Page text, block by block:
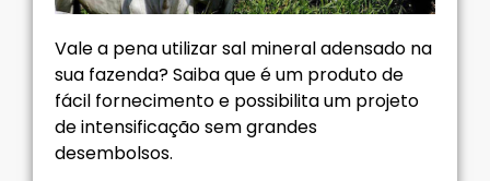
Vale a pena utilizar sal mineral adensado na
sua fazenda? Saiba que é um produto de
fácil fornecimento e possibilita um projeto
de intensificação sem grandes
desembolsos.